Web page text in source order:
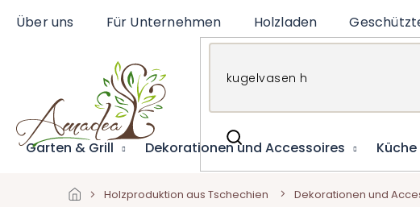
InhaltÜber uns Für Unternehmen Holzladen
Garten & Grill Dekorationen und Accessoires
Holzproduktion aus Tschechien Dekorationen und